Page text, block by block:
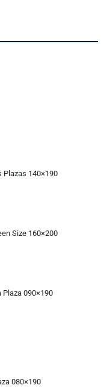
Plazas 140×190
Size 160×200
Plaza 090×190
080×190